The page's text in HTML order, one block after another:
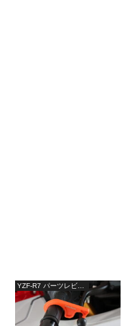
YZF-R7 パーツレビュー